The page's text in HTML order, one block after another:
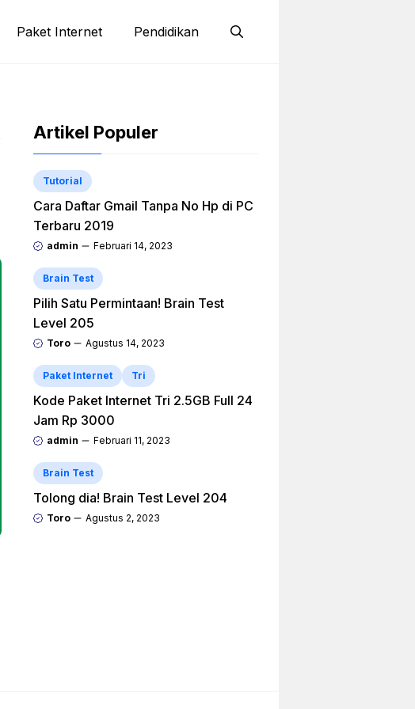
Paket Internet Pendidikan
Artikel Populer
Tutorial
Cara Daftar Gmail Tanpa No Hp di PC
Terbaru 2019
admin Februari 14, 2023
Brain Test
Pilih Satu Permintaan! Brain Test
Level 205
Toro Agustus 14, 2023
Paket Internet Tri
Kode Paket Internet Tri 2.5GB Full 24
Jam Rp 3000
admin Februari 11, 2023
Brain Test
Tolong dia! Brain Test Level 204
Toro Agustus 2, 2023